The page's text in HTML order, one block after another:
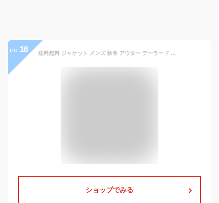
no. 16 送料無料 ジャケット メンズ 秋冬 アウター テーラード ビジネス カジュアル 大人 トップス ブルゾン コーデュロイ 綿 2つボタン コート 大きいサイズ 無地 長袖 ポケット付き 通勤 スーツフォーマル ベージュ ブルー ブラウン おしゃれ かっこいい
ショップでみる